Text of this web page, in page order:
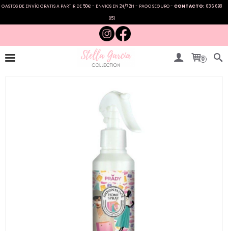
GASTOS DE ENVÍO GRATIS A PARTIR DE 50€ - ENVIOS EN 24/72H - PAGO SEGURO - CONTACTO: 636 698
051
0